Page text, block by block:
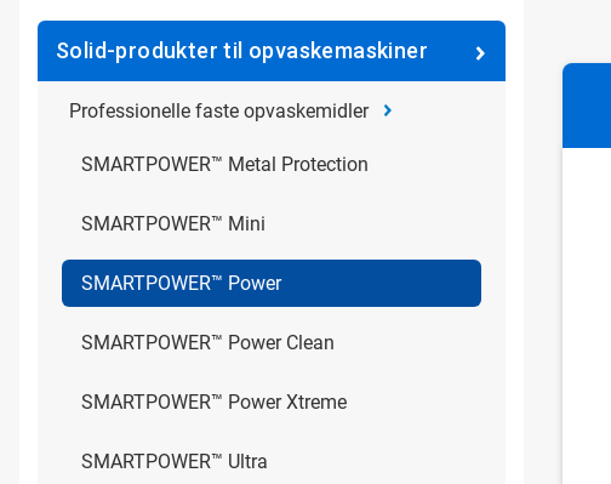
Solid-produkter til opvaskemaskiner
Professionelle faste opvaskemidler
SMARTPOWER™ Metal Protection
SMARTPOWER™ Mini
SMARTPOWER™ Power
SMARTPOWER™ Power Clean
SMARTPOWER™ Power Xtreme
SMARTPOWER™ Ultra